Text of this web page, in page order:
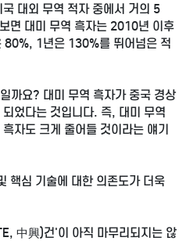
대외 무역 적자 중에서 거의 5
면 대미 무역 흑자는 2010년 이후
1년은 130%를 뛰어넘은 적
까요? 대미 무역 흑자가 중국 경상
었다는 것입니다. 즉, 대미 무역
자도 크게 줄어들 것이라는 얘기
핵심 기술에 대한 의존도가 더욱
中興)건'이 아직 마무리되지는 않